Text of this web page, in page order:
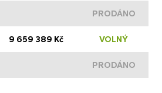
PRODÁNO
9 659 389 Kč VOLNÝ
PRODÁNO